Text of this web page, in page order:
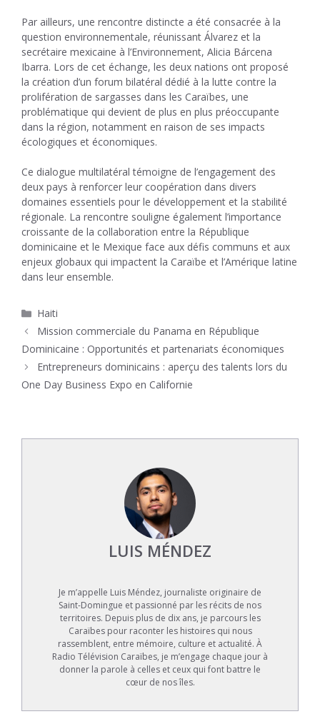
Par ailleurs, une rencontre distincte a été consacrée à la
question environnementale, réunissant Álvarez et la
secrétaire mexicaine à l’Environnement, Alicia Bárcena
Ibarra. Lors de cet échange, les deux nations ont proposé
la création d’un forum bilatéral dédié à la lutte contre la
prolifération de sargasses dans les Caraïbes, une
problématique qui devient de plus en plus préoccupante
dans la région, notamment en raison de ses impacts
écologiques et économiques.
Ce dialogue multilatéral témoigne de l’engagement des
deux pays à renforcer leur coopération dans divers
domaines essentiels pour le développement et la stabilité
régionale. La rencontre souligne également l’importance
croissante de la collaboration entre la République
dominicaine et le Mexique face aux défis communs et aux
enjeux globaux qui impactent la Caraïbe et l’Amérique latine
dans leur ensemble.
Catégories
Haiti
Mission commerciale du Panama en République
Dominicaine : Opportunités et partenariats économiques
Entrepreneurs dominicains : aperçu des talents lors du
One Day Business Expo en Californie
LUIS MÉNDEZ
Je m’appelle Luis Méndez, journaliste originaire de
Saint-Domingue et passionné par les récits de nos
territoires. Depuis plus de dix ans, je parcours les
Caraïbes pour raconter les histoires qui nous
rassemblent, entre mémoire, culture et actualité. À
Radio Télévision Caraïbes, je m’engage chaque jour à
donner la parole à celles et ceux qui font battre le
cœur de nos îles.